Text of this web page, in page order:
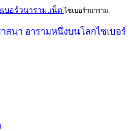
เบอร์วนาราม.เน็ต ไซเบอร์วนาราม.
สนา อารามหนึ่งบนโลกไซเบอร์